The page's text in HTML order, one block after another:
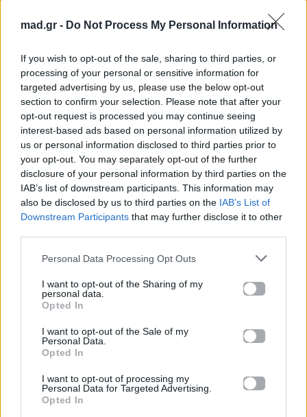
mad.gr - Do Not Process My Personal Information
If you wish to opt-out of the sale, sharing to third parties, or
processing of your personal or sensitive information for
targeted advertising by us, please use the below opt-out
section to confirm your selection. Please note that after your
opt-out request is processed you may continue seeing
interest-based ads based on personal information utilized by
us or personal information disclosed to third parties prior to
your opt-out. You may separately opt-out of the further
disclosure of your personal information by third parties on the
IAB’s list of downstream participants. This information may
also be disclosed by us to third parties on the IAB’s List of
Downstream Participants that may further disclose it to other
Personal Data Processing Opt Outs
I want to opt-out of the Sharing of my
personal data.
Opted In
I want to opt-out of the Sale of my
Personal Data.
Opted In
I want to opt-out of processing my
Personal Data for Targeted Advertising.
Opted In
«Αόριστος»:
Πάραταση
παραστάσεων εώς
Μ.Τρίτη 7 Απριλίου
18.03.2026
Σούπερ Ήρωες: Η
νέα κωμική σειρά
του ANT1 που κάνει
το σούπερ
μάρκετ… πεδίο
γέλιου
18.03.2026
Ελλήνων
Καλλιτεχνών
και σημαντικές στιγμές